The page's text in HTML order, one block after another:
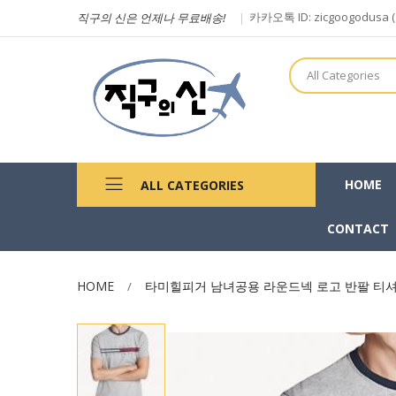
직구의 신은 언제나 무료배송! 카카오톡 ID: zicgoogodusa
All Categories
ALL CATEGORIES HOME
CONTACT
HOME 타미힐피거 남녀공용 라운드넥 로고 반팔 티
Skip
the
end